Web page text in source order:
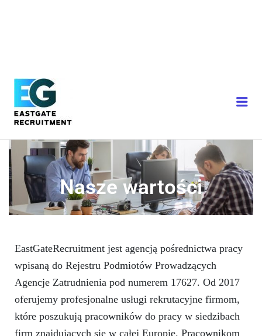
Nasze wartości
EastGateRecruitment jest agencją pośrednictwa pracy
wpisaną do Rejestru Podmiotów Prowadzących
Agencje Zatrudnienia pod numerem 17627. Od 2017
oferujemy profesjonalne usługi rekrutacyjne firmom,
które poszukują pracowników do pracy w siedzibach
firm znajdujących się w całej Europie. Pracownikom